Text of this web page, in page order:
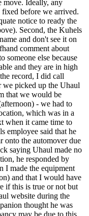
move. Ideally, any
before we arrived.
notice to ready the
Second, the Kuhels
and don't see it on
comment about
someone else because
and they are in high
record, I did call
we picked up the Uhaul
that we would be
- we had to
which was in a
when it came time to
employee said that he
onto the automover due
saying Uhaul made no
he responded by
I made the equipment
and that I would have
if this is true or not but
website during the
thought he was
may be due to this